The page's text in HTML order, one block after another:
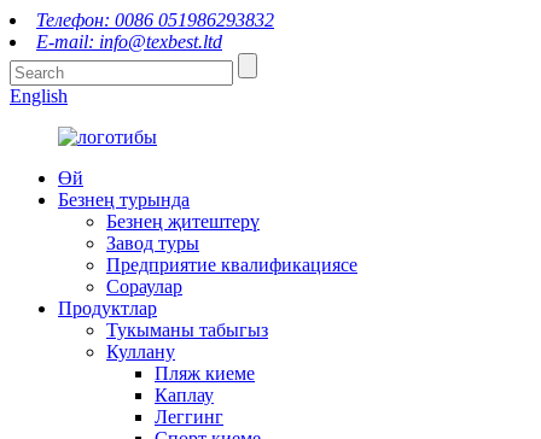
Телефон: 0086 051986293832
E-mail: info@texbest.ltd
English
Өй
Безнең турында
Безнең җитештерү
Завод туры
Предприятие квалификациясе
Сораулар
Продуктлар
Тукыманы табыгыз
Куллану
Пляж киеме
Каплау
Леггинг